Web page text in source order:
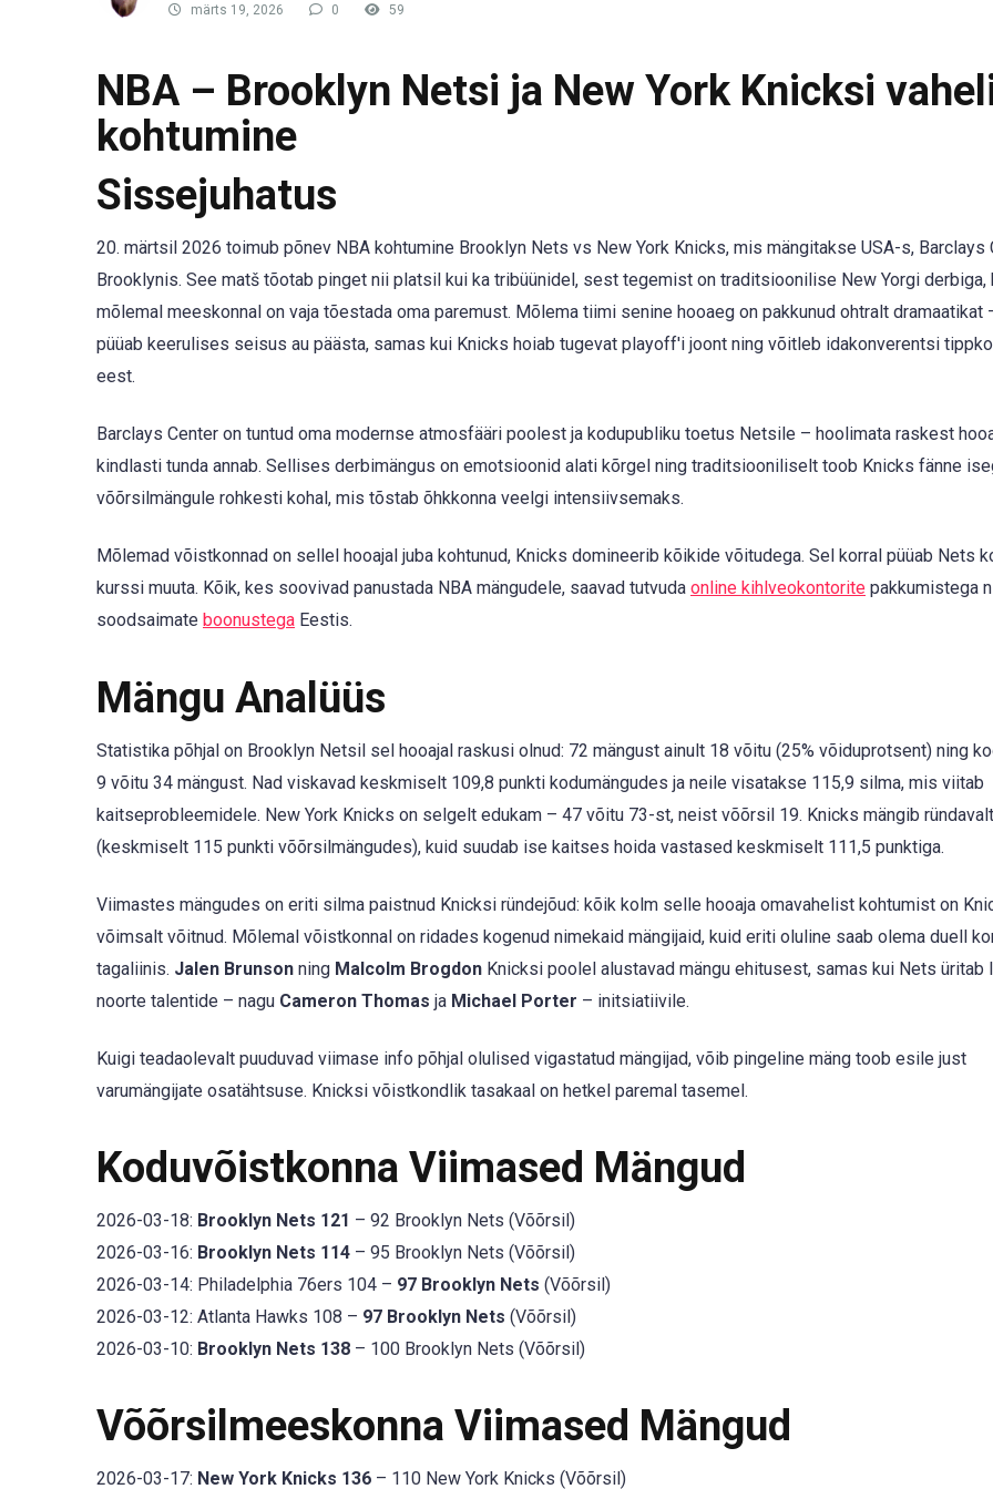
märts 19, 2026 0 59
NBA – Brooklyn Netsi ja New York Knicksi
kohtumine
Sissejuhatus
20. märtsil 2026 toimub põnev NBA kohtumine Brooklyn Nets vs New York Knicks, mis mängitakse USA-s, Barclays
Brooklynis. See matš tõotab pinget nii platsil kui ka tribüünidel, sest tegemist on traditsioonilise New Yorgi derbiga,
mõlemal meeskonnal on vaja tõestada oma paremust. Mõlema tiimi senine hooaeg on pakkunud ohtralt dramaatikat
püüab keerulises seisus au päästa, samas kui Knicks hoiab tugevat playoff'i joont ning võitleb idakonverentsi
eest.
Barclays Center on tuntud oma modernse atmosfääri poolest ja kodupubliku toetus Netsile – hoolimata raskest
kindlasti tunda annab. Sellises derbimängus on emotsioonid alati kõrgel ning traditsiooniliselt toob Knicks fänne
võõrsilmängule rohkesti kohal, mis tõstab õhkkonna veelgi intensiivsemaks.
Mõlemad võistkonnad on sellel hooajal juba kohtunud, Knicks domineerib kõikide võitudega. Sel korral püüab Nets
kurssi muuta. Kõik, kes soovivad panustada NBA mängudele, saavad tutvuda online kihlveokontorite pakkumistega
soodsaimate boonustega Eestis.
Mängu Analüüs
Statistika põhjal on Brooklyn Netsil sel hooajal raskusi olnud: 72 mängust ainult 18 võitu (25% võiduprotsent) ning
9 võitu 34 mängust. Nad viskavad keskmiselt 109,8 punkti kodumängudes ja neile visatakse 115,9 silma, mis viitab
kaitseprobleemidele. New York Knicks on selgelt edukam – 47 võitu 73-st, neist võõrsil 19. Knicks mängib ründavalt
(keskmiselt 115 punkti võõrsilmängudes), kuid suudab ise kaitses hoida vastased keskmiselt 111,5 punktiga.
Viimastes mängudes on eriti silma paistnud Knicksi ründejõud: kõik kolm selle hooaja omavahelist kohtumist on
võimsalt võitnud. Mõlemal võistkonnal on ridades kogenud nimekaid mängijaid, kuid eriti oluline saab olema duell
tagaliinis. Jalen Brunson ning Malcolm Brogdon Knicksi poolel alustavad mängu ehitusest, samas kui Nets üritab
noorte talentide – nagu Cameron Thomas ja Michael Porter – initsiatiivile.
Kuigi teadaolevalt puuduvad viimase info põhjal olulised vigastatud mängijad, võib pingeline mäng toob esile just
varumängijate osatähtsuse. Knicksi võistkondlik tasakaal on hetkel paremal tasemel.
Koduvõistkonna Viimased Mängud
2026-03-18: Brooklyn Nets 121 – 92 Brooklyn Nets (Võõrsil)
2026-03-16: Brooklyn Nets 114 – 95 Brooklyn Nets (Võõrsil)
2026-03-14: Philadelphia 76ers 104 – 97 Brooklyn Nets (Võõrsil)
2026-03-12: Atlanta Hawks 108 – 97 Brooklyn Nets (Võõrsil)
2026-03-10: Brooklyn Nets 138 – 100 Brooklyn Nets (Võõrsil)
Võõrsilmeeskonna Viimased Mängud
2026-03-17: New York Knicks 136 – 110 New York Knicks (Võõrsil)